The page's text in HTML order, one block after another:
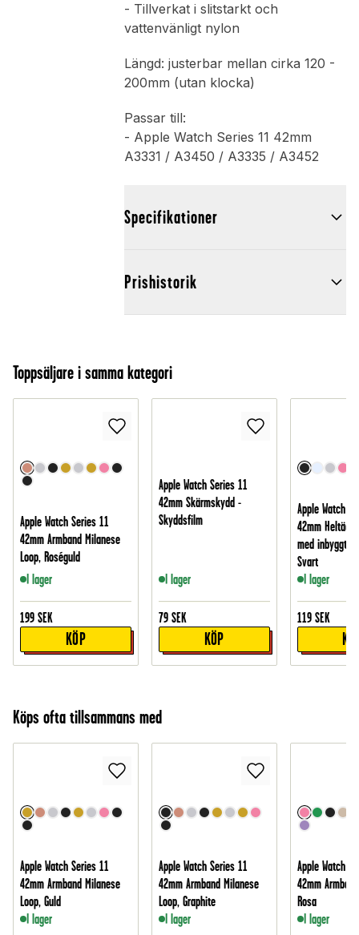
- Tillverkat i slitstarkt och
vattenvänligt nylon
Längd: justerbar mellan cirka 120 -
200mm (utan klocka)
Passar till:
- Apple Watch Series 11 42mm
A3331 / A3450 / A3335 / A3452
Specifikationer
Prishistorik
Toppsäljare i samma kategori
Apple Watch Series 11
42mm Armband Milanese
Loop, Roséguld
I lager
199 SEK
KÖP
Apple Watch Series 11
42mm Skärmskydd -
Skyddsfilm
I lager
79 SEK
KÖP
Apple Watch
42mm
med inbyggt
Svart
I lager
119 SEK
Köps ofta tillsammans med
Apple Watch Series 11
42mm Armband Milanese
Loop, Guld
I lager
Apple Watch Series 11
42mm Armband Milanese
Loop, Graphite
I lager
Apple Watch
42mm
Rosa
I lager